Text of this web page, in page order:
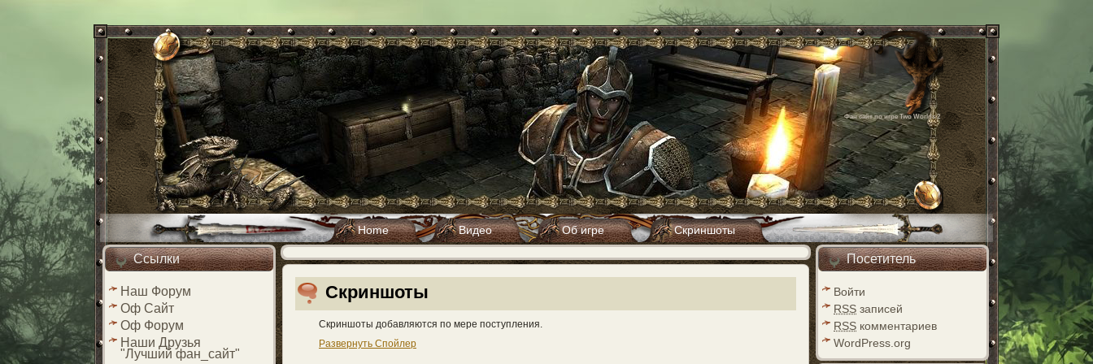
Фан сайт по игре Two Worlds 2
Home Видео Об игре Скриншоты
Ссылки
Наш Форум
Оф Сайт
Оф Форум
Наши Друзья
"Лучший фан_сайт"
Скриншоты
Скриншоты добавляются по мере поступления.
Развернуть Спойлер
Посетитель
Войти
RSS записей
RSS комментариев
WordPress.org